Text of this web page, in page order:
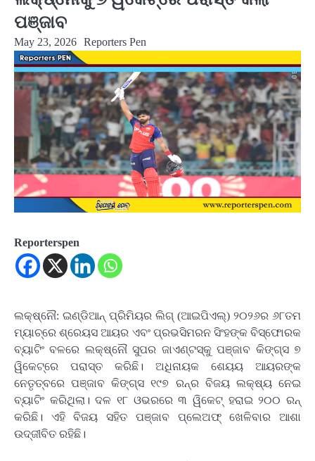
ପଞ୍ଜାବ
May 23, 2026 Reporters Pen
Reporterspen
ଲକ୍ଷ୍ନୌ: ଇଣ୍ଡିଆନ୍‌ ପ୍ରିମିୟର ଲିଗ୍ (ଆଇପିଏଲ୍‌) ୨୦୨୬ର ୬୮ତମ
ମ୍ୟାଚ୍‌ରେ ଶ୍ରେୟସ ଆୟର ଏବଂ ପ୍ରଭସିମରନ ସିଂହଙ୍କ ବିସ୍ଫୋରକ
ବ୍ୟାଟିଂ ବଳରେ ଲକ୍ଷ୍ନୌ ସୁପର ଜାଏଣ୍ଟସ୍‌କୁ ପଞ୍ଜାବ କିଙ୍ଗ୍‌ସ ୭
ୱିକେଟ୍‌ରେ ପରାସ୍ତ କରିଛି। ଅଧିନାୟକ ଶେୟୟ ଆୟରଙ୍କ
ନେତୃତ୍ବରେ ପଞ୍ଜାବ କିଙ୍ଗ୍‌ସ ୧୯୭ ରନ୍‌ର ବିଜୟ ଲକ୍ଷ୍ୟ ନେଇ
ବ୍ୟାଟିଂ କରିଥିଲା। ଦଳ ୧୮ ଓଭରରେ ୩ ୱିକେଟ୍‌ ହରାଇ ୨୦୦ ରନ୍‌
କରିଛି। ଏହି ବିଜୟ ସହିତ ପଞ୍ଜାବ ପ୍ଲେଅଫ୍‌ ଖେଳିବାର ଆଶା
ଉଦ୍‌ଜୀବିତ ରହିଛି।